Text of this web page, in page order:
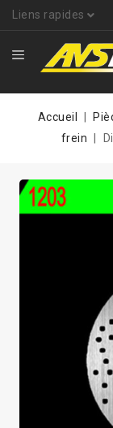
Liens rapides
Accueil
frein